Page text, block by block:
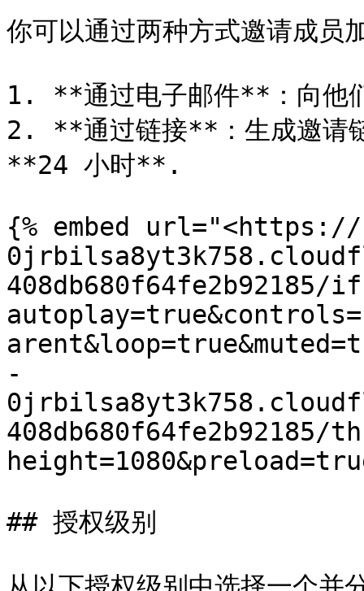
你可以通过两种方式邀请成
1. **通过电子邮件**：向他
2. **通过链接**：生成邀请
**24 小时**.
{% embed url="<https://
408db680f64fe2b92185/
-
408db680f64fe2b92185/
## 授权级别